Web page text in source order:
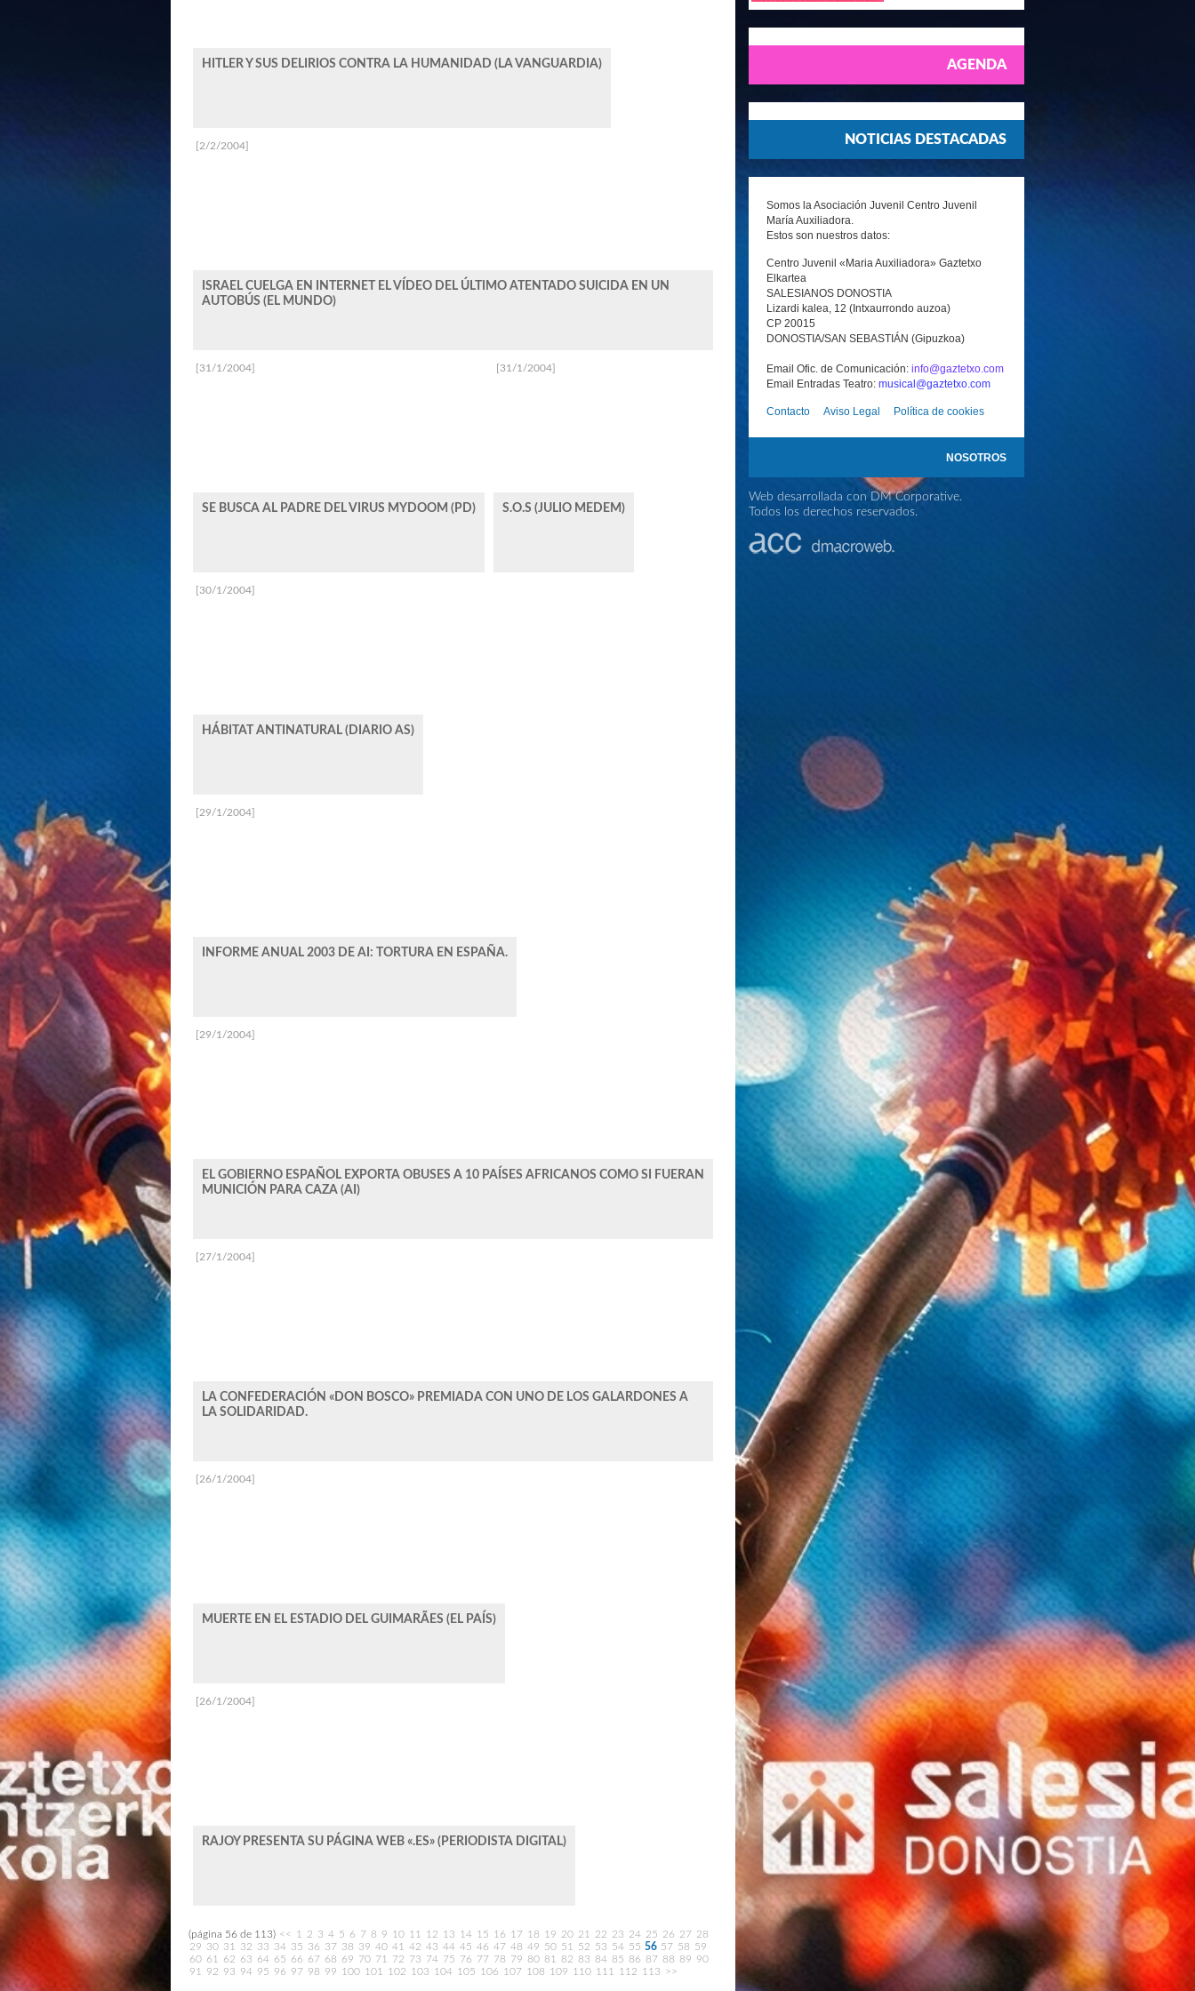
AGENDA
NOTICIAS DESTACADAS
Somos la Asociación Juvenil Centro Juvenil
María Auxiliadora.
Estos son nuestros datos:
Centro Juvenil «Maria Auxiliadora» Gaztetxo
Elkartea
SALESIANOS DONOSTIA
Lizardi kalea, 12 (Intxaurrondo auzoa)
CP 20015
DONOSTIA/SAN SEBASTIÁN (Gipuzkoa)
Email Ofic. de Comunicación: info@gaztetxo.com
Email Entradas Teatro: musical@gaztetxo.com
Contacto Aviso Legal Política de cookies
NOSOTROS
Web desarrollada con DM Corporative.
Todos los derechos reservados.
HITLER Y SUS DELIRIOS CONTRA LA HUMANIDAD (LA VANGUARDIA)
ISRAEL CUELGA EN INTERNET EL VÍDEO DEL ÚLTIMO ATENTADO SUICIDA EN UN
AUTOBÚS (EL MUNDO)
[2/2/2004]
SE BUSCA AL PADRE DEL VIRUS MYDOOM (PD)
[31/1/2004]
S.O.S (JULIO MEDEM)
[31/1/2004]
HÁBITAT ANTINATURAL (DIARIO AS)
[30/1/2004]
INFORME ANUAL 2003 DE AI: TORTURA EN ESPAÑA.
[29/1/2004]
EL GOBIERNO ESPAÑOL EXPORTA OBUSES A 10 PAÍSES AFRICANOS COMO SI FUERAN
MUNICIÓN PARA CAZA (AI)
[29/1/2004]
LA CONFEDERACIÓN «DON BOSCO» PREMIADA CON UNO DE LOS GALARDONES A
LA SOLIDARIDAD.
[27/1/2004]
MUERTE EN EL ESTADIO DEL GUIMARÃES (EL PAÍS)
[26/1/2004]
RAJOY PRESENTA SU PÁGINA WEB «.ES» (PERIODISTA DIGITAL)
[26/1/2004]
(página 56 de 113) << 1 2 3 4 5 6 7 8 9 10 11 12 13 14 15 16 17 18 19 20 21 22 23 24 25 26 27 28
29 30 31 32 33 34 35 36 37 38 39 40 41 42 43 44 45 46 47 48 49 50 51 52 53 54 55 56 57 58 59
60 61 62 63 64 65 66 67 68 69 70 71 72 73 74 75 76 77 78 79 80 81 82 83 84 85 86 87 88 89 90
91
92 93 94 95 96 97 98 99 100 101 102 103 104 105 106 107 108 109 110 111 112 113 >>